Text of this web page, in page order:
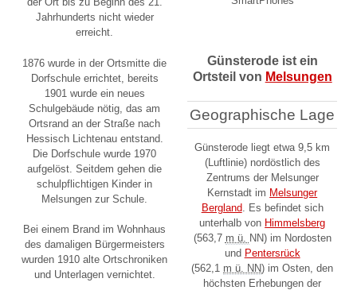
Jahrhunderts nicht wieder
erreicht.
1876 wurde in der Ortsmitte die
Dorfschule errichtet, bereits
1901 wurde ein neues
Schulgebäude nötig, das am
Ortsrand an der Straße nach
Hessisch Lichtenau entstand.
Die Dorfschule wurde 1970
aufgelöst. Seitdem gehen die
schulpflichtigen Kinder in
Melsungen zur Schule.
Bei einem Brand im Wohnhaus
des damaligen Bürgermeisters
wurden 1910 alte Ortschroniken
und Unterlagen vernichtet.
Günsterode ist ein
Ortsteil von Melsungen
Geographische Lage
Günsterode liegt etwa 9,5 km
(Luftlinie) nordöstlich des
Zentrums der Melsunger
Kernstadt im Melsunger
Bergland . Es befindet sich
unterhalb von Himmelsberg
(563,7 m ü. NN) im Nordosten
und Pentersrück
(562,1 m ü. NN) im Osten, den
höchsten Erhebungen der